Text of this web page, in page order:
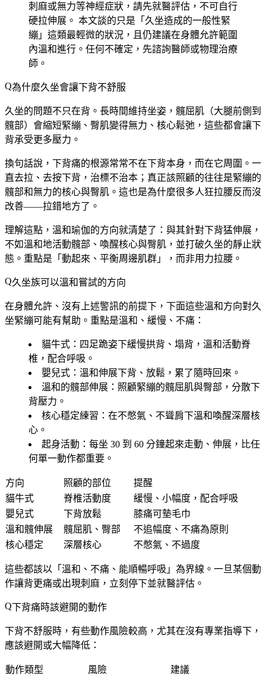
刺麻或無力等神經症狀，請先就醫評估，不可自行
硬拉伸展。 本文談的只是「久坐造成的一般性緊
繃」這類最輕微的狀況，且仍建議在身體允許範圍
內溫和進行。任何不確定，先諮詢醫師或物理治療
師。
為什麼久坐會讓下背不舒服
久坐的問題不只在背。長時間維持坐姿，髖屈肌（大腿前側到
髖部）會縮短緊繃、臀肌變得無力、核心鬆弛，這些都會讓下
背承受更多壓力。
換句話說， 下背痛的根源常常不在下背本身，而在它周圍 。一
直去拉、去按下背，治標不治本；真正該照顧的往往是緊繃的
髖部和無力的核心與臀肌。這也是為什麼很多人狂拉腰反而沒
改善——拉錯地方了。
理解這點，溫和瑜伽的方向就清楚了：與其針對下背猛伸展，
不如溫和地活動髖部、喚醒核心與臀肌，並打破久坐的靜止狀
態。重點是「動起來、平衡周邊肌群」，而非用力拉腰。
久坐族可以溫和嘗試的方向
在身體允許、沒有上述警訊的前提下，下面這些溫和方向對久
坐緊繃可能有幫助。重點是溫和、緩慢、不痛：
貓牛式 ：四足跪姿下緩慢拱背、塌背，溫和活動脊
椎，配合呼吸。
嬰兒式 ：溫和伸展下背、放鬆，累了隨時回來。
溫和的髖部伸展 ：照顧緊繃的髖屈肌與臀部，分散下
背壓力。
核心穩定練習 ：在不憋氣、不聳肩下溫和喚醒深層核
心。
起身活動 ：每坐 30 到 60 分鐘起來走動、伸展，比任
何單一動作都重要。
方向 照顧的部位
提醒
貓牛式
脊椎活動度
緩慢、小幅度，配合呼吸
嬰兒式
下背放鬆
膝痛可墊毛巾
溫和髖伸展
髖屈肌、臀部
不追幅度、不痛為原則
核心穩定
深層核心 不憋氣、不過度
這些都該以「溫和、不痛、能順暢呼吸」為界線。一旦某個動
作讓背更痛或出現刺麻，立刻停下並就醫評估。
下背痛時該避開的動作
下背不舒服時，有些動作風險較高，尤其在沒有專業指導下，
應該避開或大幅降低：
動作類型 風險
建議